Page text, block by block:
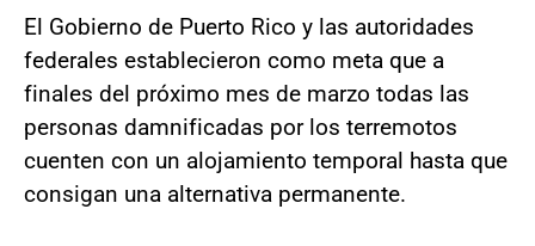
El Gobierno de Puerto Rico y las autoridades
federales establecieron como meta que a
finales del próximo mes de marzo todas las
personas damnificadas por los terremotos
cuenten con un alojamiento temporal hasta que
consigan una alternativa permanente.